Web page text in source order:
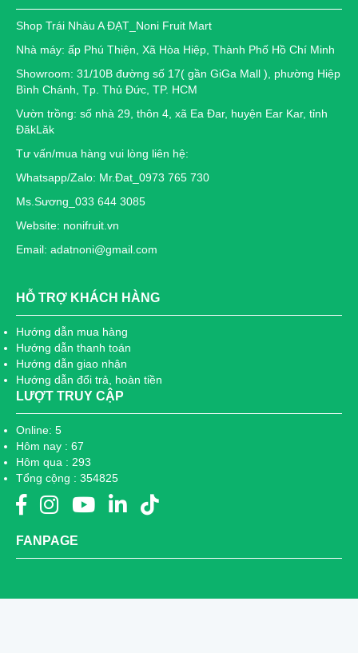
Shop Trái Nhàu A ĐẠT_Noni Fruit Mart
Nhà máy: ấp Phú Thiện, Xã Hòa Hiệp, Thành Phố Hồ Chí Minh
Showroom: 31/10B đường số 17( gần GiGa Mall ), phường Hiệp
Bình Chánh, Tp. Thủ Đức, TP. HCM
Vườn trồng: số nhà 29, thôn 4, xã Ea Đar, huyện Ear Kar, tỉnh
ĐăkLăk
Tư vấn/mua hàng vui lòng liên hệ:
Whatsapp/Zalo: Mr.Đat_0973 765 730
Ms.Sương_033 644 3085
Website: nonifruit.vn
Email: adatnoni@gmail.com
HỖ TRỢ KHÁCH HÀNG
Hướng dẫn mua hàng
Hướng dẫn thanh toán
Hướng dẫn giao nhận
Hướng dẫn đổi trả, hoàn tiền
LƯỢT TRUY CẬP
Online: 5
Hôm nay : 67
Hôm qua : 293
Tổng cộng : 354825
FANPAGE